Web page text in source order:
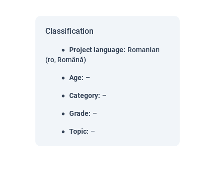
Classification
Project language: Romanian
(ro, Română)
Age: –
Category: –
Grade: –
Topic: –